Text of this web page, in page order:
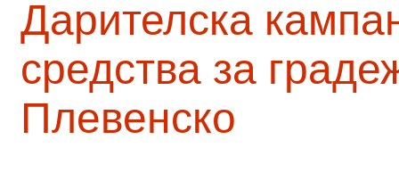
Дарителска
средства за
Плевенско